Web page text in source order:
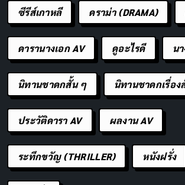
เศร้า มันเหมือนไวรัสยังทิ้งร่องรอยความเ
ซอมบี้ดูน่าเวทนาและน่ากลัวในแบบใหม่ ไ
สังหาร
การผลิตโดยรวมยกให้ Netflix ที่ทุ่มทุนให้ซี
ระดับสากล ภาพสีสันสดใสผสมความมืดมน
นึกถึงชีวิตวัยรุ่นในมหา’ลัยที่พลิกผันไปในท
ยังมีมุมตลกที่ทำให้ไม่เครียดเกินไป เหมือน
เพื่อนๆ ในคืนฝนตก
ซีรีส์เกาหลี ดราม่า (DRAMA)
ดารานางเอก AV ดูอะไรดี น
นิทานชาดกสั้น ๆ นิทานชาดกเรื่อง
ประวัติดารา AV ผลงาน AV
ระทึกขวัญ (THRILLER) หนังฝรั่ง